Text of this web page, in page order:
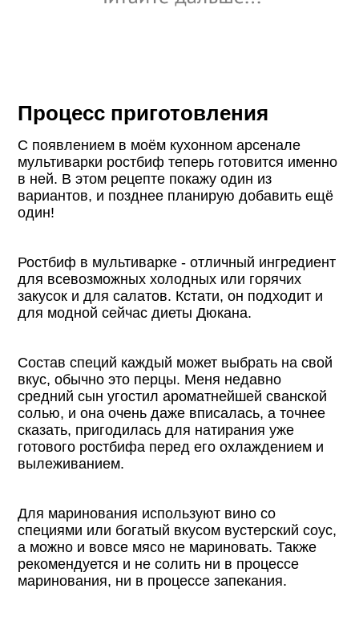
Процесс приготовления
С появлением в моём кухонном арсенале
мультиварки ростбиф теперь готовится именно
в ней. В этом рецепте покажу один из
вариантов, и позднее планирую добавить ещё
один!
Ростбиф в мультиварке - отличный ингредиент
для всевозможных холодных или горячих
закусок и для салатов. Кстати, он подходит и
для модной сейчас диеты Дюкана.
Состав специй каждый может выбрать на свой
вкус, обычно это перцы. Меня недавно
средний сын угостил ароматнейшей сванской
солью, и она очень даже вписалась, а точнее
сказать, пригодилась для натирания уже
готового ростбифа перед его охлаждением и
вылеживанием.
Для маринования используют вино со
специями или богатый вкусом вустерский соус,
а можно и вовсе мясо не мариновать. Также
рекомендуется и не солить ни в процессе
маринования, ни в процессе запекания.